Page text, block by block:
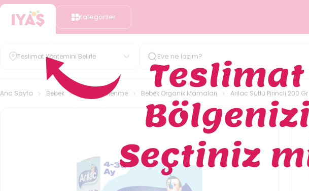
Kategoriler
Teslimat Yöntemini Belirle
Ana Sayfa Bebek Bebek Beslenme Bebek Organik Mamaları Arilac Sütlü Pirincli 200 Gr